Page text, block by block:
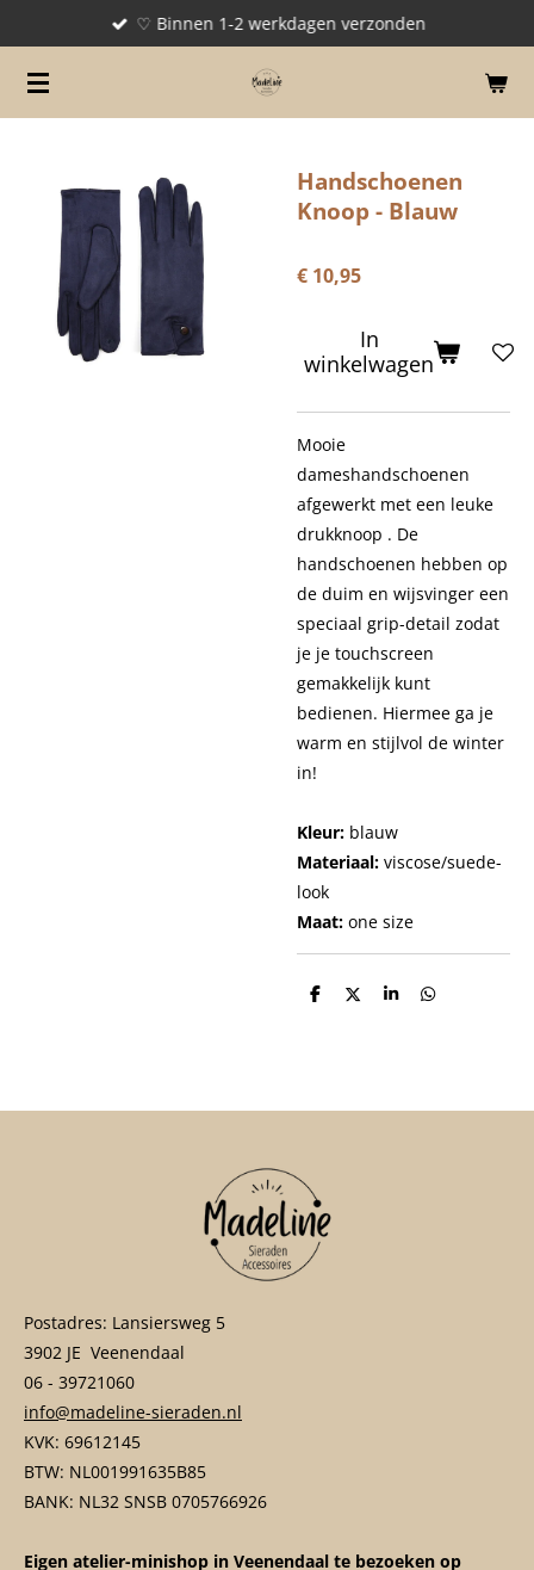
naar
de
♡ Binnen 1-2 werkdagen verzonden
Handschoenen
Knoop - Blauw
€ 10,95
In
winkelwagen
Mooie
dameshandschoenen
afgewerkt met een leuke
drukknoop . De
handschoenen hebben op
de duim en wijsvinger een
speciaal grip-detail zodat
je je touchscreen
gemakkelijk kunt
bedienen. Hiermee ga je
warm en stijlvol de winter
in!
Kleur: blauw
Materiaal: viscose/suede-
look
Maat: one size
D
D
S
D
Postadres: Lansiersweg 5
3902 JE Veenendaal
06 - 39721060
info@madeline-sieraden.nl
KVK: 69612145
BTW: NL001991635B85
BANK: NL32 SNSB 0705766926
Eigen atelier-minishop in Veenendaal te bezoeken op